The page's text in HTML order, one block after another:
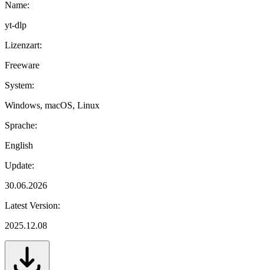
Name:
yt-dlp
Lizenzart:
Freeware
System:
Windows, macOS, Linux
Sprache:
English
Update:
30.06.2026
Latest Version:
2025.12.08